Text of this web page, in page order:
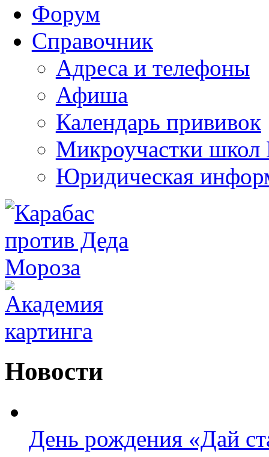
Форум
Справочник
Адреса и телефоны
Афиша
Календарь прививок
Микроучастки школ
Юридическая
Новости
День рождения «Дай